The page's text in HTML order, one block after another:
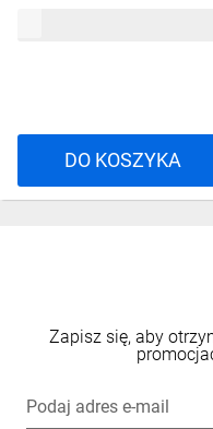
DO KOSZYKA
Zapisz się, aby
Podaj adres e-mail